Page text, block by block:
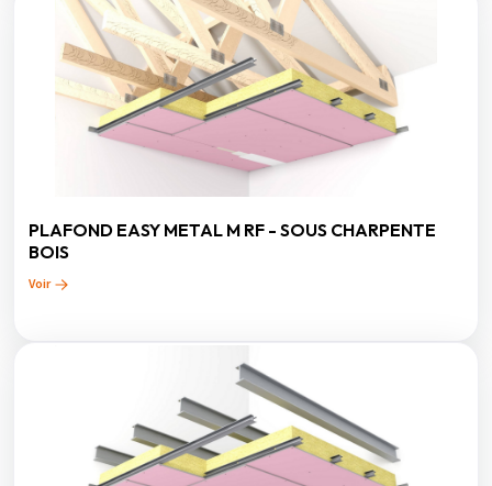
PLAFOND EASY METAL M RF - SOUS CHARPENTE
BOIS
Voir